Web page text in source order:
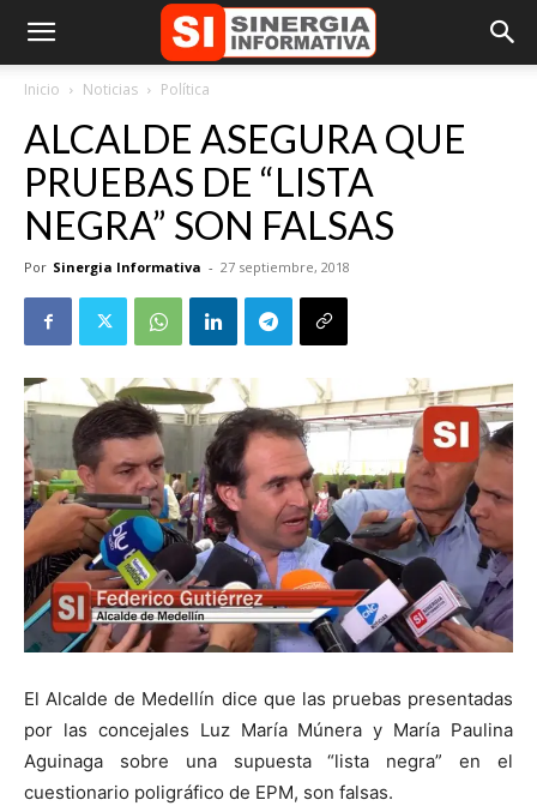
Inicio Noticias Política
ALCALDE ASEGURA QUE
PRUEBAS DE “LISTA
NEGRA” SON FALSAS
Por Sinergia Informativa - 27 septiembre, 2018
El Alcalde de Medellín dice que las pruebas presentadas
por las concejales Luz María Múnera y María Paulina
Aguinaga sobre una supuesta “lista negra” en el
cuestionario poligráfico de EPM, son falsas.